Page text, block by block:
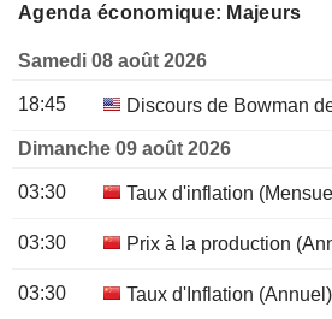
Agenda économique: Majeurs
Samedi 08 août 2026
18:45 Discours de Bowman
Dimanche 09 août 2026
03:30 Taux d'inflation
03:30 Prix à la production
03:30 Taux d'Inflation (Annuel)